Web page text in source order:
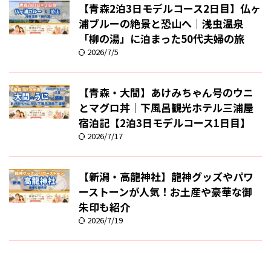
【青森2泊3日モデルコース2日目】仏ヶ
浦ブルーの絶景と恐山へ｜浅虫温泉
「柳の湯」に泊まった50代夫婦の旅
2026/7/5
【青森・大間】あけみちゃん号のウニ
とマグロ丼｜下風呂観光ホテル三浦屋
宿泊記【2泊3日モデルコース1日目】
2026/7/17
【新潟・高龍神社】龍神グッズやパワ
ーストーンが人気！お土産や豪華な御
朱印も紹介
2026/7/19